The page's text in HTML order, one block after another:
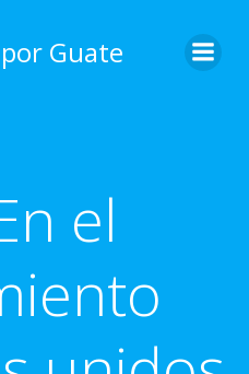
contentGuate
el